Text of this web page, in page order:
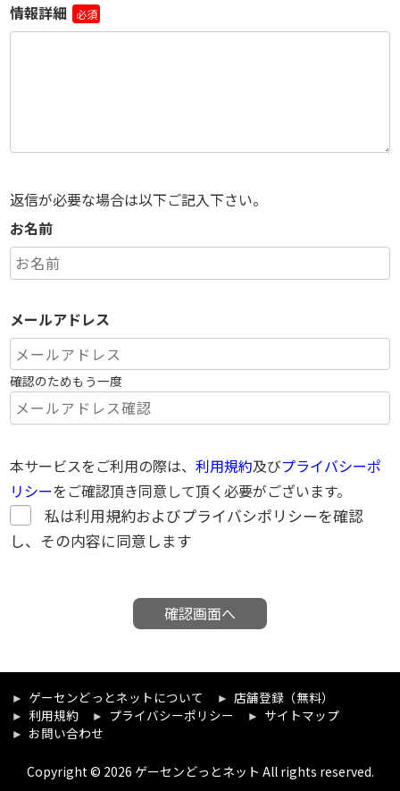
情報詳細 必須
返信が必要な場合は以下ご記入下さい。
お名前
メールアドレス
確認のためもう一度
本サービスをご利用の際は、利用規約及びプライバシーポ
リシーをご確認頂き同意して頂く必要がございます。
私は利用規約およびプライバシポリシーを確認
し、その内容に同意します
確認画面へ
ゲーセンどっとネットについて
店舗登録（無料）
利用規約
プライバシーポリシー
サイトマップ
お問い合わせ
Copyright © 2026 ゲーセンどっとネット All rights reserved.